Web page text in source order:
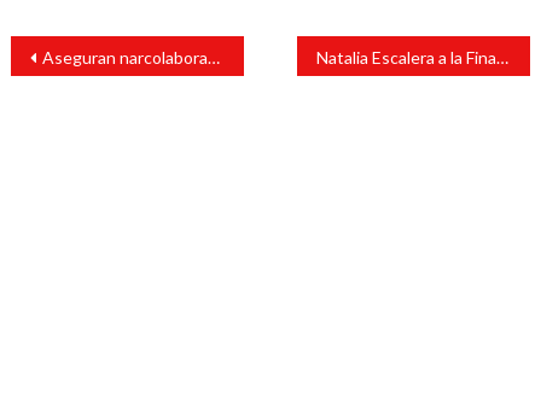
Navegación
entradas
Aseguran narcolaboratorio, 500 kilos de metanfetamina y 211 mil pastillas de fentanilo en Culiacán Natalia Escalera a la Final All-Around en Mundial de Gimnasia